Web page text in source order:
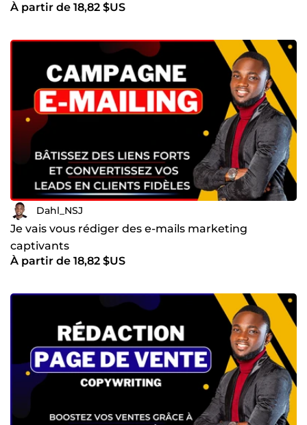
À partir de 18,82 $US
Dahl_NSJ
Je vais vous rédiger des e-mails marketing
captivants
À partir de 18,82 $US